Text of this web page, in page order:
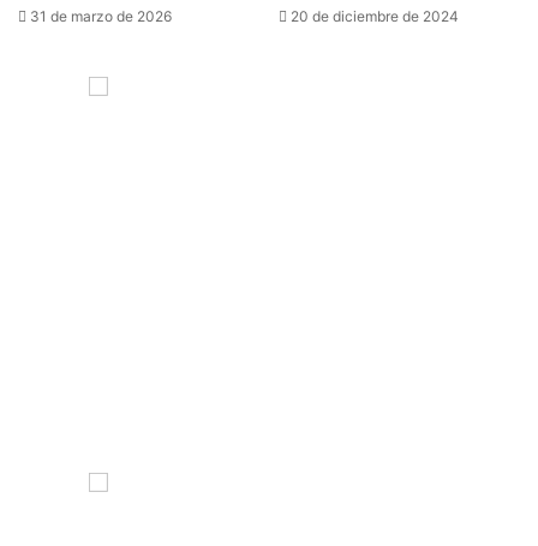
31 de marzo de 2026 20 de diciembre de 2024